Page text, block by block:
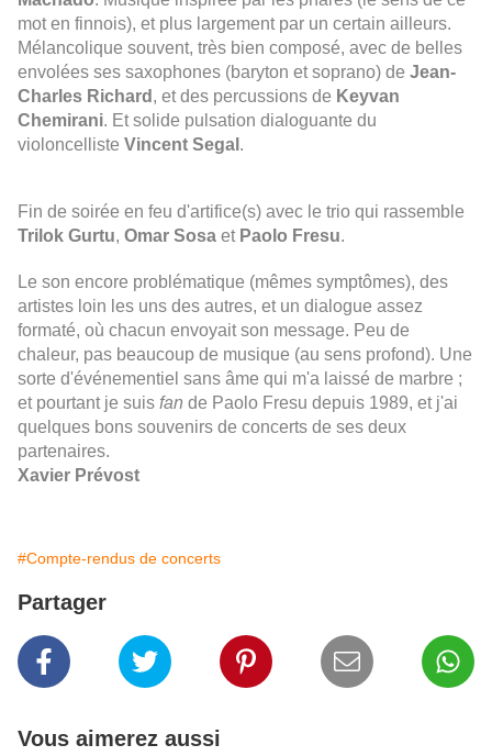
mot en finnois), et plus largement par un certain ailleurs.
Mélancolique souvent, très bien composé, avec de belles
envolées ses saxophones (baryton et soprano) de Jean-
Charles Richard , et des percussions de Keyvan
Chemirani. Et solide pulsation dialoguante du
violoncelliste Vincent Segal .
Fin de soirée en feu d'artifice(s) avec le trio qui rassemble
Trilok Gurtu, Omar Sosa et Paolo Fresu.
Le son encore problématique (mêmes symptômes), des
artistes loin les uns des autres, et un dialogue assez
formaté, où chacun envoyait son message. Peu de
chaleur, pas beaucoup de musique (au sens profond). Une
sorte d'événementiel sans âme qui m'a laissé de marbre ;
et pourtant je suis fan de Paolo Fresu depuis 1989, et j'ai
quelques bons souvenirs de concerts de ses deux
partenaires.
Xavier Prévost
#Compte-rendus de concerts
Partager
Vous aimerez aussi